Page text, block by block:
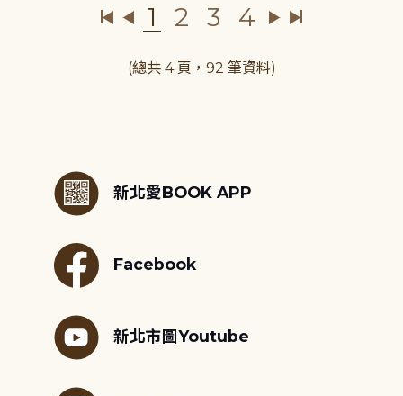
1 2 3 4
(總共 4 頁，92 筆資料)
新北愛BOOK APP
Facebook
新北市圖Youtube